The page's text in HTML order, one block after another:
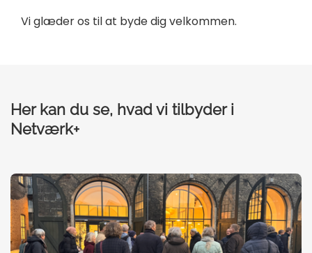
Vi glæder os til at byde dig velkommen.
Her kan du se, hvad vi tilbyder i
Netværk+